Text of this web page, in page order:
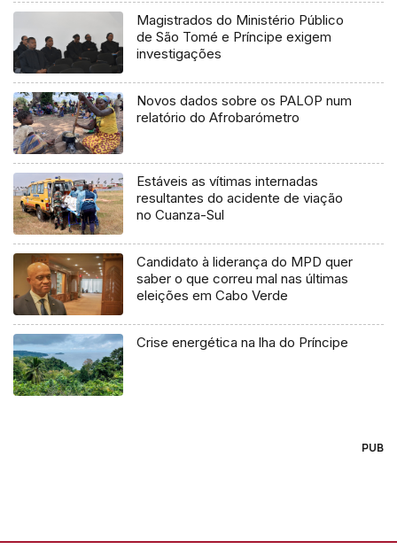
Magistrados do Ministério Público
de São Tomé e Príncipe exigem
investigações
Novos dados sobre os PALOP num
relatório do Afrobarómetro
Estáveis as vítimas internadas
resultantes do acidente de viação
no Cuanza-Sul
Candidato à liderança do MPD quer
saber o que correu mal nas últimas
eleições em Cabo Verde
Crise energética na lha do Príncipe
PUB